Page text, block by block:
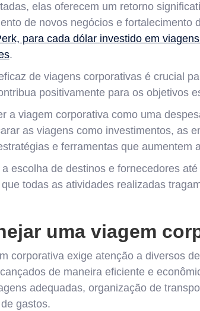
elas oferecem um retorno
de novos negócios e fortalecimento
para cada dólar investido em
.
de viagens corporativas é crucial
positivamente para os objetivos
a viagem corporativa como uma
as viagens como investimentos, as
e ferramentas que aumentem
escolha de destinos e fornecedores
todas as atividades realizadas
uma viagem
corporativa exige atenção a diversos
de maneira eficiente e
adequadas, organização de
gastos.